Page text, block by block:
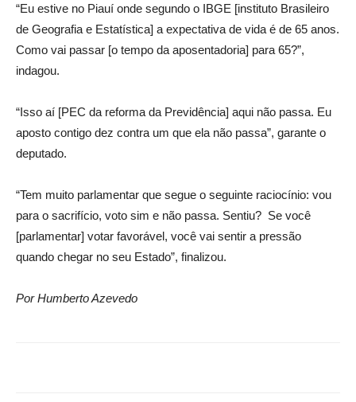
“Eu estive no Piauí onde segundo o IBGE [instituto Brasileiro
de Geografia e Estatística] a expectativa de vida é de 65 anos.
Como vai passar [o tempo da aposentadoria] para 65?”,
indagou.
“Isso aí [PEC da reforma da Previdência] aqui não passa. Eu
aposto contigo dez contra um que ela não passa”, garante o
deputado.
“Tem muito parlamentar que segue o seguinte raciocínio: vou
para o sacrifício, voto sim e não passa. Sentiu? Se você
[parlamentar] votar favorável, você vai sentir a pressão
quando chegar no seu Estado”, finalizou.
Por Humberto Azevedo